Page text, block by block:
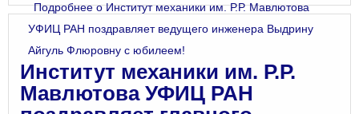
Подробнеео Институт механики им. Р.Р. Мавлютова
УФИЦ РАН поздравляет ведущего инженера Выдрину
Айгуль Флюровну с юбилеем!
Институт механики им. Р.Р.
Мавлютова УФИЦ РАН